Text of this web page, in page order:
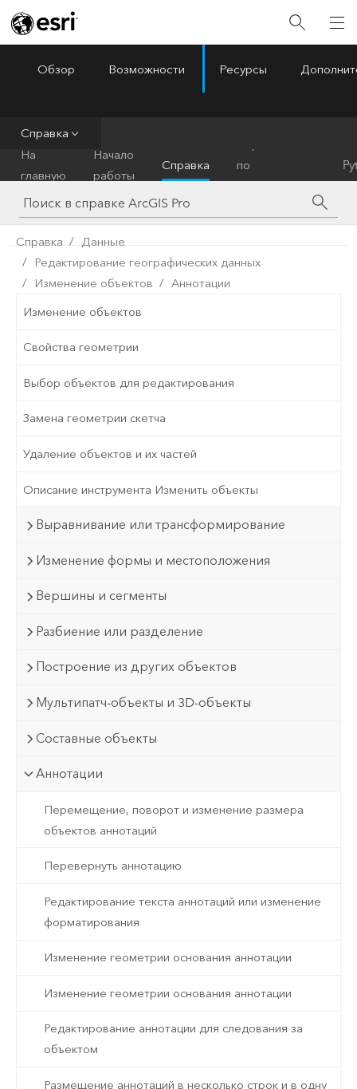
ArcGIS Pro
Обзор Возможности Ресурсы
Справка
На
главную
Начало
работы
Справка
по
инструментам
Справка
Данные
Редактирование географических данных
Изменение объектов
Аннотации
Изменение объектов
Свойства геометрии
Выбор объектов для редактирования
Замена геометрии скетча
Удаление объектов и их частей
Описание инструмента Изменить объекты
Выравнивание или трансформирование
Изменение формы и местоположения
Вершины и сегменты
Разбиение или разделение
Построение из других объектов
Мультипатч-объекты и 3D-объекты
Составные объекты
Аннотации
Перемещение, поворот и изменение размера
объектов аннотаций
Перевернуть аннотацию
Редактирование текста аннотаций или изменение
форматирования
Изменение геометрии основания аннотации
Изменение геометрии основания аннотации
Редактирование аннотации для следования за
объектом
Размещение аннотаций в несколько строк и в одну